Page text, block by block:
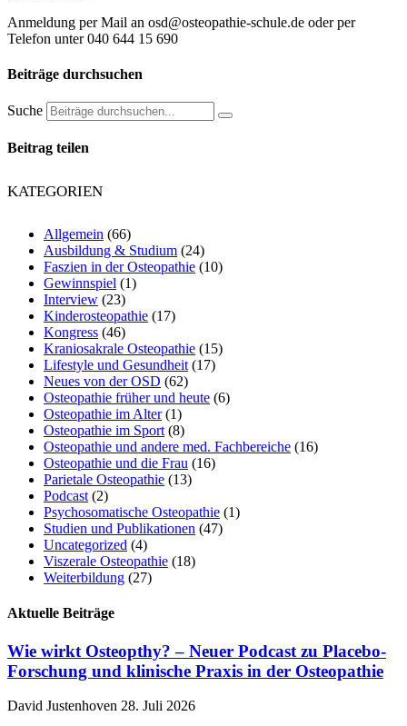
Anmeldung per Mail an osd@osteopathie-schule.de oder per
Telefon unter 040 644 15 690
Beiträge durchsuchen
Suche
Beitrag teilen
KATEGORIEN
Allgemein (66)
Ausbildung & Studium (24)
Faszien in der Osteopathie (10)
Gewinnspiel (1)
Interview (23)
Kinderosteopathie (17)
Kongress (46)
Kraniosakrale Osteopathie (15)
Lifestyle und Gesundheit (17)
Neues von der OSD (62)
Osteopathie früher und heute (6)
Osteopathie im Alter(1)
Osteopathie im Sport (8)
Osteopathie und andere med. Fachbereiche (16)
Osteopathie und die Frau (16)
Parietale Osteopathie (13)
Podcast (2)
Psychosomatische Osteopathie (1)
Studien und Publikationen (47)
Uncategorized (4)
Viszerale Osteopathie (18)
Weiterbildung (27)
Aktuelle Beiträge
Wie wirkt Osteopthy? – Neuer Podcast zu Placebo-
Forschung und klinische Praxis in der Osteopathie
David Justenhoven 28. Juli 2026